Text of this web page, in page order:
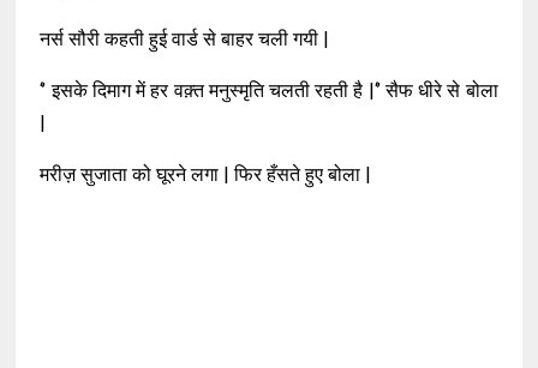
नर्स सौरी कहती हुई वार्ड से बाहर चली गयी |
‘’ इसके दिमाग में हर वक़्त मनुस्मृति चलती रहती है |‘’ सैफ धीरे से बोला
|
मरीज़ सुजाता को घूरने लगा | फिर हँसते हुए बोला |